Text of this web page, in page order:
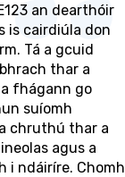
an dearthóir
is cairdiúla don
Tá a gcuid
thar a
fhágann go
suíomh
chruthú thar a
agus a
i ndáiríre. Chomh